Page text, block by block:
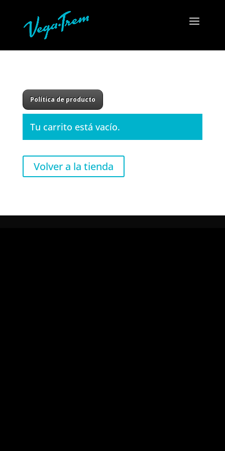
Política de producto
Tu carrito está vacío.
Volver a la tienda